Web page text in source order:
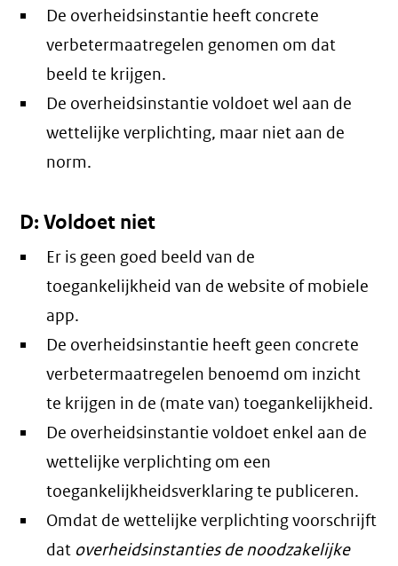
De overheidsinstantie heeft concrete
verbetermaatregelen genomen om dat
beeld te krijgen.
De overheidsinstantie voldoet wel aan de
wettelijke verplichting, maar niet aan de
norm.
D: Voldoet niet
Er is geen goed beeld van de
toegankelijkheid van de website of mobiele
app.
De overheidsinstantie heeft geen concrete
verbetermaatregelen benoemd om inzicht
te krijgen in de (mate van) toegankelijkheid.
De overheidsinstantie voldoet enkel aan de
wettelijke verplichting om een
toegankelijkheidsverklaring te publiceren.
Omdat de wettelijke verplichting voorschrijft
dat overheidsinstanties de noodzakelijke